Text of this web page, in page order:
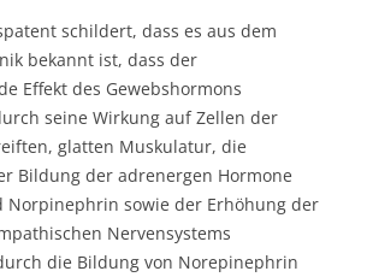
schildert, dass es aus dem
bekannt ist, dass der
Effekt des Gewebshormons
seine Wirkung auf Zellen der
glatten Muskulatur, die
Bildung der adrenergen Hormone
Norpinephrin sowie der Erhöhung der
Nervensystems
die Bildung von Norepinephrin